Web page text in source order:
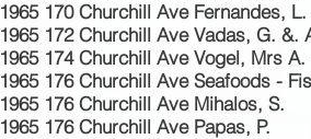
1965 170 Churchill Ave Fernandes,
1965 172 Churchill Ave Vadas, G. &.
1965 174 Churchill Ave Vogel, Mrs
1965 176 Churchill Ave Seafoods -
1965 176 Churchill Ave Mihalos, S.
1965 176 Churchill Ave Papas, P.